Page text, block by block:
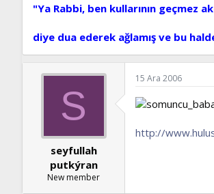
"Ya Rabbi, ben kullarının geçmez
diye dua ederek ağlamış ve bu
S
seyfullah
putkýran
New member
15 Ara 2006
http://